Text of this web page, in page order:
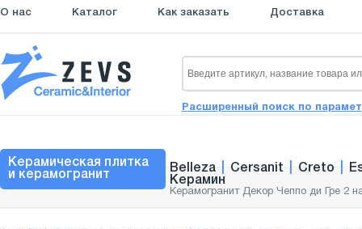
О нас Каталог Как заказать Доставка
Расширенный поиск по
Керамическая плитка
и керамогранит
Belleza Cersanit Creto
Керамин
Керамогранит Декор Чеппо ди Гре 2